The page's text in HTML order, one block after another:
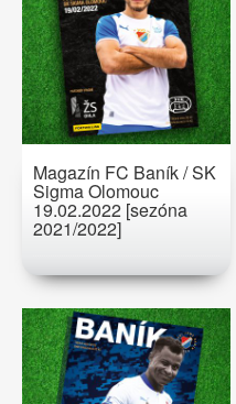
Magazín FC Baník / SK
Sigma Olomouc
19.02.2022 [sezóna
2021/2022]